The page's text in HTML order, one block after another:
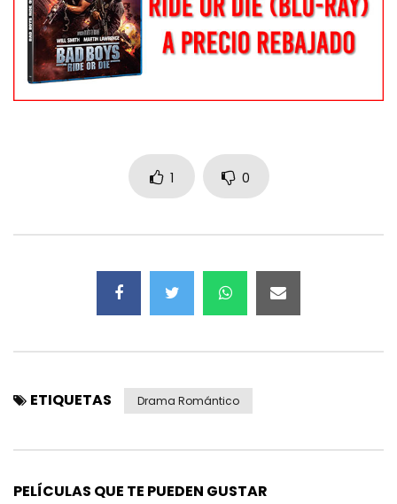
1 0
ETIQUETAS Drama Romántico
PELÍCULAS QUE TE PUEDEN GUSTAR